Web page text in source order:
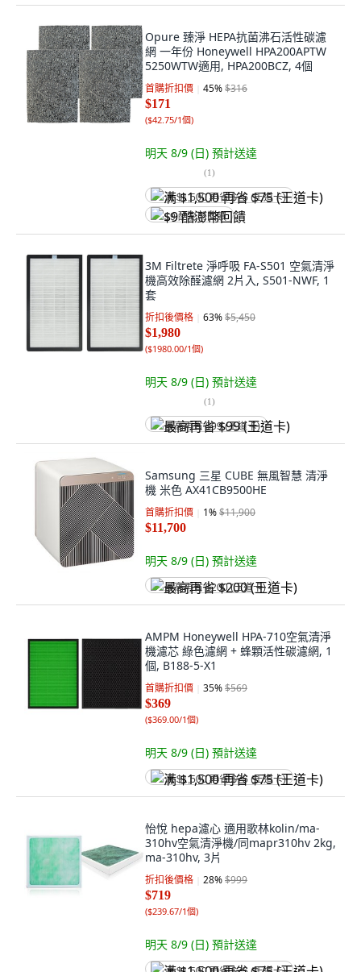
Opure 臻淨 HEPA抗菌沸石活性碳濾
網 一年份 Honeywell HPA200APTW
5250WTW適用, HPA200BCZ, 4個
首購折扣價 45%$316
$171
($42.75/1個)
明天 8/9 (日) 預計送達
(1)
满 $1,500 再省 $75 (王道卡)
$9 酷澎幣回饋
3M Filtrete 淨呼吸 FA-S501 空氣清淨
機高效除醛濾網 2片入, S501-NWF, 1
套
折扣後價格 63%$5,450
$1,980
($1980.00/1個)
明天 8/9 (日) 預計送達
(1)
最高再省 $99 (王道卡)
Samsung 三星 CUBE 無風智慧 清淨
機 米色 AX41CB9500HE
首購折扣價 1%$11,900
$11,700
明天 8/9 (日) 預計送達
最高再省 $200 (王道卡)
AMPM Honeywell HPA-710空氣清淨
機濾芯 綠色濾網 + 蜂顆活性碳濾網, 1
個, B188-5-X1
首購折扣價 35%$569
$369
($369.00/1個)
明天 8/9 (日) 預計送達
满 $1,500 再省 $75 (王道卡)
怡悅 hepa濾心 適用歌林kolin/ma-
310hv空氣清淨機/同mapr310hv 2kg,
ma-310hv, 3片
折扣後價格 28%$999
$719
($239.67/1個)
明天 8/9 (日) 預計送達